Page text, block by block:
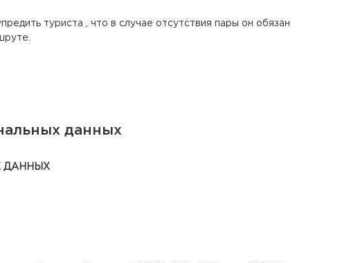
туриста , что в случае отсутствия пары он обязан
данных
ДАННЫХ